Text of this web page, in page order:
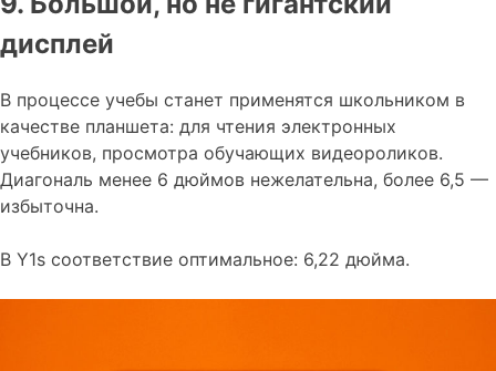
дисплей
В процессе учебы станет применятся школьником в
качестве планшета: для чтения электронных
учебников, просмотра обучающих видеороликов.
Диагональ менее 6 дюймов нежелательна, более 6,5 —
избыточна.
В Y1s соответствие оптимальное: 6,22 дюйма.